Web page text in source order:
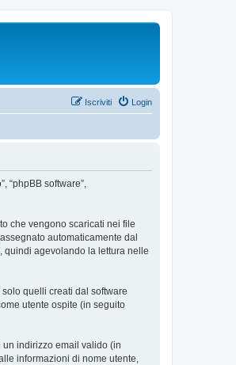
Login
Iscriviti
“phpBB software”,
che vengono scaricati nei file
automaticamente dal
quindi agevolando la lettura nelle
quelli creati dal software
utente ospite (in seguito
un indirizzo email valido (in
informazioni di nome utente,